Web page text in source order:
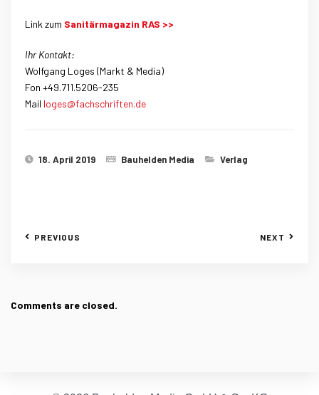
Link zum Sanitärmagazin RAS >>
Ihr Kontakt:
Wolfgang Loges (Markt & Media)
Fon +49.711.5206-235
Mail loges@fachschriften.de
18. April 2019 Bauhelden Media Verlag
PREVIOUS NEXT
Comments are closed.